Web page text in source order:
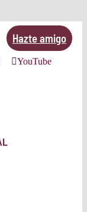
Hazte amigo
YouTube